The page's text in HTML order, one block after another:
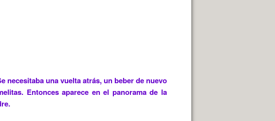
necesitaba una vuelta atrás, un beber de nuevo
Entonces aparece en el panorama de la